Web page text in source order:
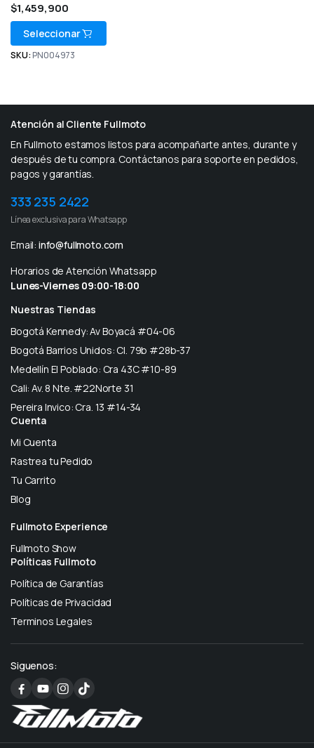
$1,459,900
Seleccionar
SKU: PN004973
Atención al Cliente Fullmoto
En Fullmoto estamos listos para acompañarte antes, durante y
después de tu compra. Contáctanos para soporte en pedidos,
pagos y garantías.
333 235 2422
Línea exclusiva para Whatsapp
Email: info@fullmoto.com
Horarios de Atención Whatsapp
Lunes-Viernes 09:00-18:00
Nuestras Tiendas
Bogotá Kennedy: Av Boyacá #04-06
Bogotá Barrios Unidos: Cl. 79b #28b-37
Medellín El Poblado: Cra 43C #10-89
Cali: Av. 8 Nte. #22Norte 31
Pereira Invico: Cra. 13 #14-34
Cuenta
Mi Cuenta
Rastrea tu Pedido
Tu Carrito
Blog
Fullmoto Experience
Fullmoto Show
Políticas Fullmoto
Política de Garantías
Políticas de Privacidad
Terminos Legales
Siguenos: